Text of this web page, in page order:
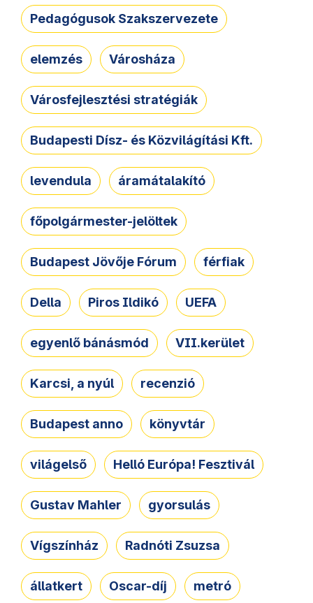
Pedagógusok Szakszervezete
elemzés Városháza
Városfejlesztési stratégiák
Budapesti Dísz- és Közvilágítási Kft.
levendula áramátalakító
főpolgármester-jelöltek
Budapest Jövője Fórum férfiak
Della Piros Ildikó UEFA
egyenlő bánásmód VII.kerület
Karcsi, a nyúl recenzió
Budapest anno könyvtár
világelső Helló Európa! Fesztivál
Gustav Mahler gyorsulás
Vígszínház Radnóti Zsuzsa
állatkert Oscar-díj metró